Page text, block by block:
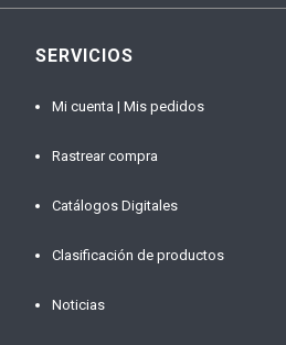
SERVICIOS
Mi cuenta | Mis pedidos
Rastrear compra
Catálogos Digitales
Clasificación de productos
Noticias